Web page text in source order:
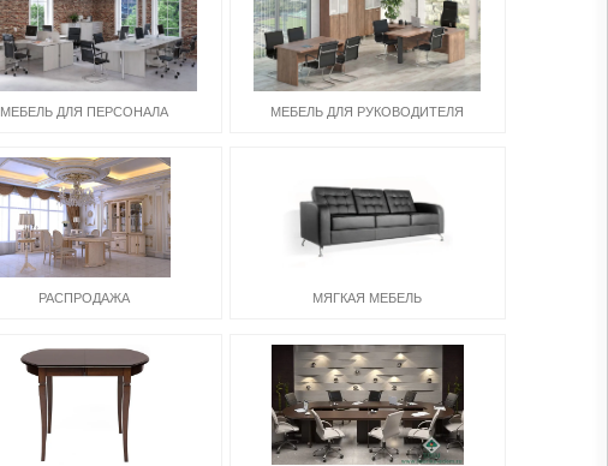
МЕБЕЛЬ ДЛЯ ПЕРСОНАЛА МЕБЕЛЬ ДЛЯ РУКОВОДИТЕЛЯ
РАСПРОДАЖА МЯГКАЯ МЕБЕЛЬ